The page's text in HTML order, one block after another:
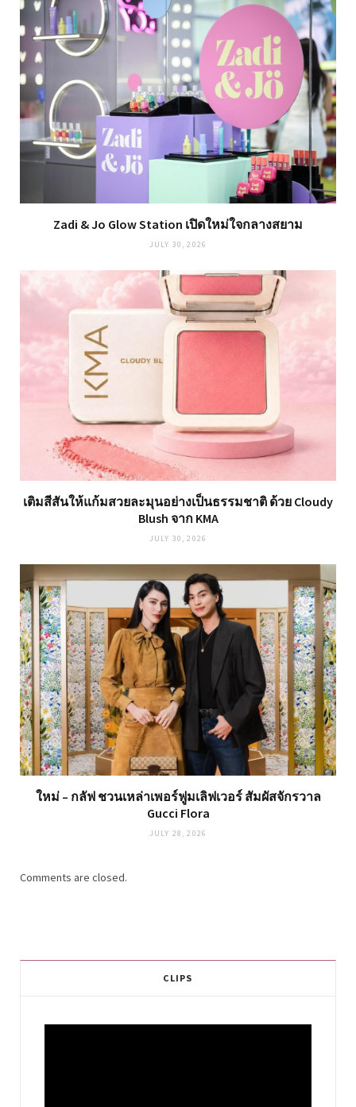
Zadi & Jo Glow Station เปิดใหม่ใจกลางสยาม
JULY 30, 2026
เติมสีสันให้แก้มสวยละมุนอย่างเป็นธรรมชาติ ด้วย Cloudy
Blush จาก KMA
JULY 30, 2026
ใหม่ – กลัฟ ชวนเหล่าเพอร์ฟูมเลิฟเวอร์ สัมผัสจักรวาล
Gucci Flora
JULY 28, 2026
Comments are closed.
CLIPS